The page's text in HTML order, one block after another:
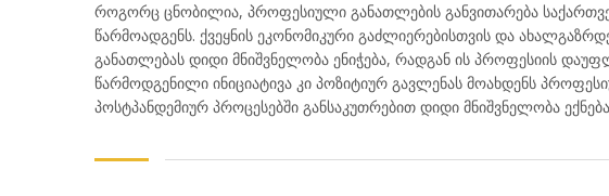
როგორც ცნობილია, პროფესიული განათლების განვითარება
წარმოადგენს. ქვეყნის ეკონომიკური გაძლიერებისთვის და
განათლებას დიდი მნიშვნელობა ენიჭება, რადგან ის პროფესიის
წარმოდგენილი ინიციატივა კი პოზიტიურ გავლენას მოახდენს
პოსტპანდემიურ პროცესებში განსაკუთრებით დიდი მნიშვნელობა